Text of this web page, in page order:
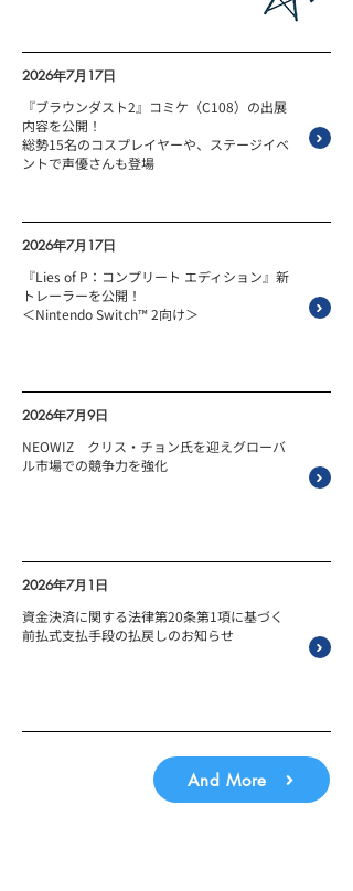
2026年7月17日
『ブラウンダスト2』コミケ（C108）の出展
内容を公開！
総勢15名のコスプレイヤーや、ステージイベ
ントで声優さんも登場
2026年7月17日
『Lies of P：コンプリート エディション』新
トレーラーを公開！
＜Nintendo Switch™ 2向け＞
2026年7月9日
NEOWIZ クリス・チョン氏を迎えグローバ
ル市場での競争力を強化
2026年7月1日
資金決済に関する法律第20条第1項に基づく
前払式支払手段の払戻しのお知らせ
And More